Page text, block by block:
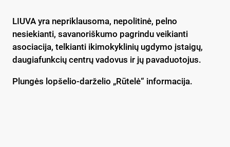
LIUVA yra nepriklausoma, nepolitinė, pelno
nesiekianti, savanoriškumo pagrindu veikianti
asociacija, telkianti ikimokyklinių ugdymo įstaigų,
daugiafunkcių centrų vadovus ir jų pavaduotojus.
Plungės lopšelio-darželio „Rūtelė“ informacija.